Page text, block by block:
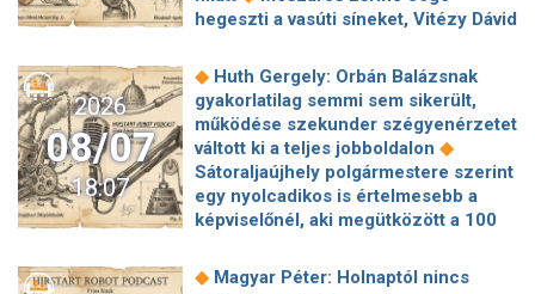
hegeszti a vasúti síneket, Vitézy Dávid
tesz a Bosnyák téri irodakomplexum
beruházója, ha az állam felmondja a
szerződésüket ◆ Megérkezett
Magyar Péter bejelentése: így költik
el a 6 ezer milliárd forintnyi uniós
◆Megbénult az ivóvíztárolók
töltése Ózdon – de máshol is komoly
nehézségek adódtak◆
éjszaka is könnyebb lesz hazajutni
2026
08/07
18:07
◆ Huth Gergely: Orbán Balázsnak
gyakorlatilag semmi sem sikerült,
működése szekunder szégyenérzetet
váltott ki a teljes jobboldalon ◆
Sátoraljaújhely polgármestere szerint
egy nyolcadikos is értelmesebb a
képviselőnél, aki megütközött a 100
hírszerzés szerint Putyin pár éven
◆ Magyar Péter: Holnaptól nincs